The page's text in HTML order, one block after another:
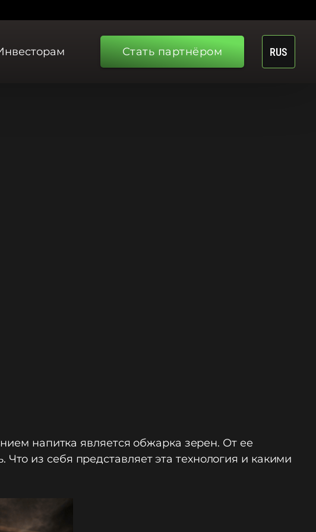
Стать партнёром RUS
напитка является обжарка зерен. От ее
из себя представляет эта технология и какими